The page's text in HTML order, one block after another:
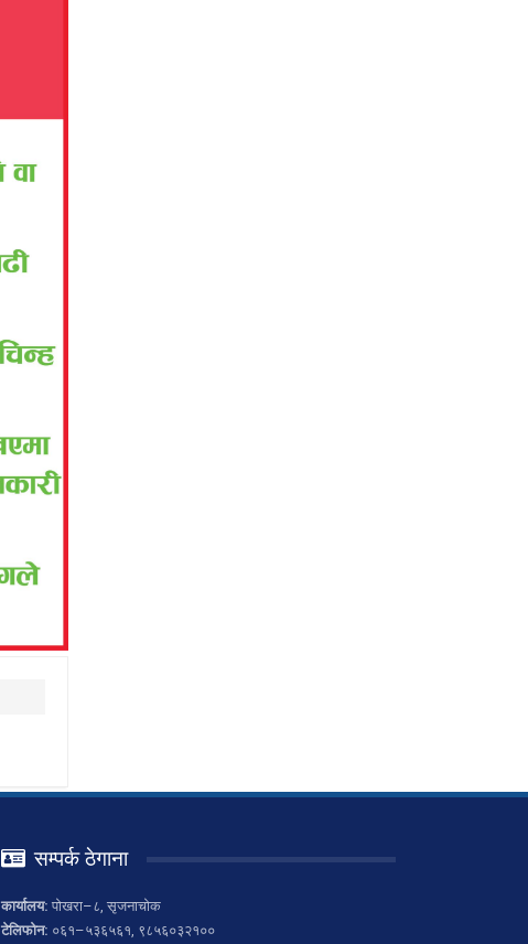
सम्पर्क ठेगाना
कार्यालय: पोखरा–८, सृजनाचोक
टेलिफोन: ०६१–५३६५६१, ९८५६०३२१००